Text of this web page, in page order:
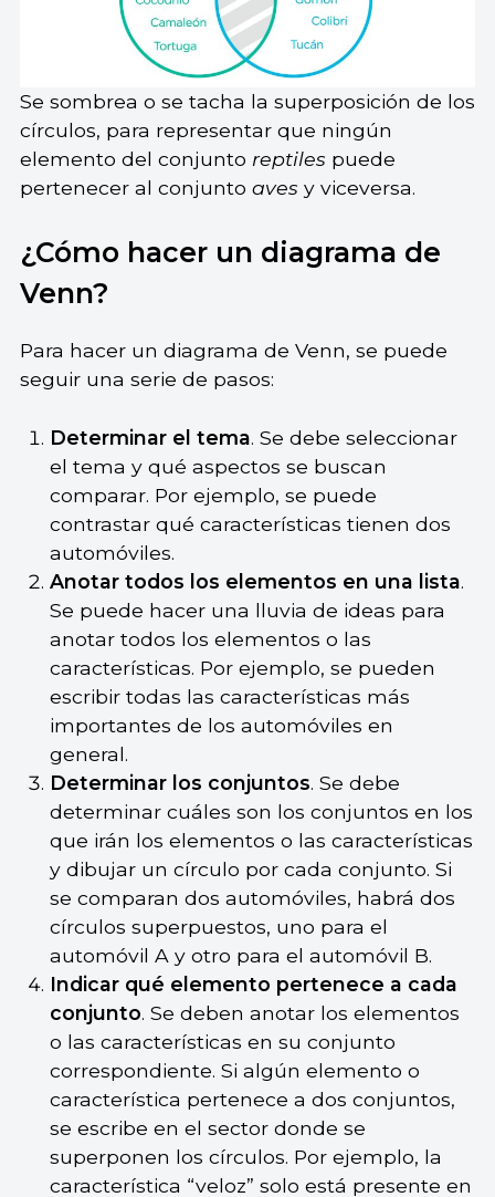
Se sombrea o se tacha la superposición de los
círculos, para representar que ningún
elemento del conjunto reptiles puede
pertenecer al conjunto aves y viceversa.
¿Cómo hacer un diagrama de
Venn?
Para hacer un diagrama de Venn, se puede
seguir una serie de pasos:
Determinar el tema. Se debe seleccionar
el tema y qué aspectos se buscan
comparar. Por ejemplo, se puede
contrastar qué características tienen dos
automóviles.
Anotar todos los elementos en una lista.
Se puede hacer una lluvia de ideas para
anotar todos los elementos o las
características. Por ejemplo, se pueden
escribir todas las características más
importantes de los automóviles en
general.
Determinar los conjuntos. Se debe
determinar cuáles son los conjuntos en los
que irán los elementos o las características
y dibujar un círculo por cada conjunto. Si
se comparan dos automóviles, habrá dos
círculos superpuestos, uno para el
automóvil A y otro para el automóvil B.
Indicar qué elemento pertenece a cada
conjunto. Se deben anotar los elementos
o las características en su conjunto
correspondiente. Si algún elemento o
característica pertenece a dos conjuntos,
se escribe en el sector donde se
superponen los círculos. Por ejemplo, la
característica “veloz” solo está presente en